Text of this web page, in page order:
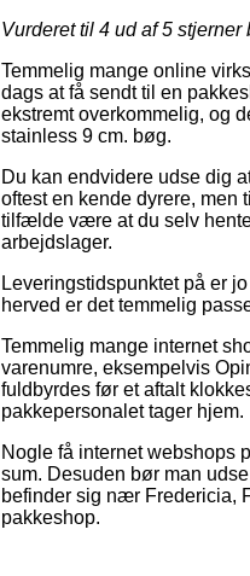
Vurderet til 4 ud af 5 stjerner
Temmelig mange online
dags at få sendt til en
ekstremt overkommelig, og
stainless 9 cm. bøg.
Du kan endvidere udse dig
oftest en kende dyrere,
tilfælde være at du selv
arbejdslager.
Leveringstidspunktet på er
herved er det temmelig
Temmelig mange internet
varenumre, eksempelvis
fuldbyrdes før et aftalt
pakkepersonalet tager hjem.
Nogle få internet webshops
sum. Desuden bør man
befinder sig nær Fredericia,
pakkeshop.